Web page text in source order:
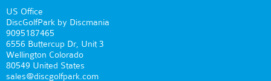
US Office
DiscGolfPark by Discmania
9095187465
6556 Buttercup Dr, Unit 3
Wellington Colorado
80549 United States
sales@discgolfpark.com